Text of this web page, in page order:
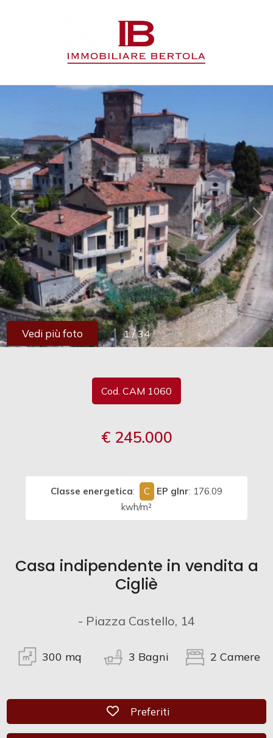
1 / 34
Vedi più foto
Cod. CAM 1060
€ 245.000
Classe energetica: C EP glnr: 176.09
kwh/m²
Casa indipendente in vendita a
Cigliè
- Piazza Castello, 14
300 mq 3 Bagni 2 Camere
Preferiti: Cod. CAM 1060
Preferiti
SERVIZI
CONTATTI
Contratto
Vendita
Affitto
Scegli
dove
cercare
Provincia
Comune
Terreni